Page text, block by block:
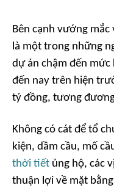
Bên cạnh vướng
là một trong những
dự án chậm đến
đến nay trên hiện
tỷ đồng, tương
Không có cát để tổ
kiện, dầm cầu, mố
thời tiết ủng hộ, các
thuận lợi về mặt